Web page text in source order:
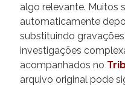
algo relevante. Muitos
automaticamente
substituindo
investigações
acompanhados no
arquivo original pode